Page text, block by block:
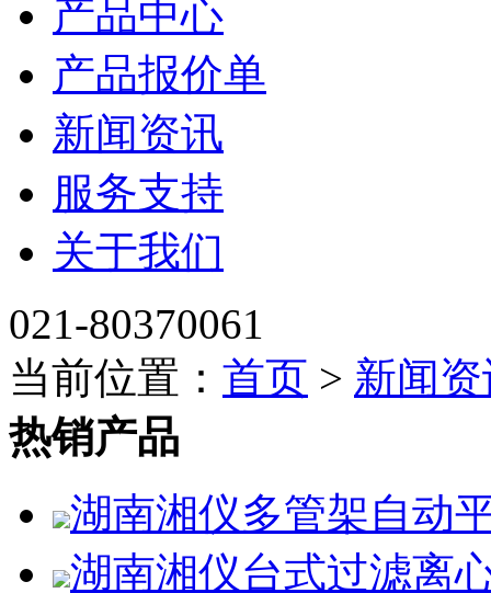
产品中心
产品报价单
新闻资讯
服务支持
关于我们
021-80370061
当前位置： 首页 > 新闻
热销产品
湖南湘仪多管架自动
湖南湘仪台式过滤离